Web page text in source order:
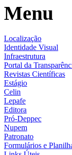
Menu
Localização
Identidade Visual
Infraestrutura
Portal da
Revistas Científicas
Estágio
Celin
Lepafe
Editora
Pró-Deppec
Nupem
Patronato
Formulários e